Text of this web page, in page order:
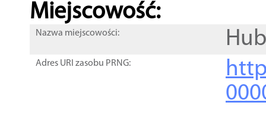
Miejscowość:
Nazwa miejscowości:
Adres URI zasobu PRNG: